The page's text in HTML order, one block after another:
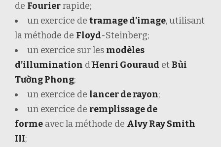
de Fourierrapide;
un exercice de tramage d’image, utilisant
la méthode de Floyd-Steinberg;
un exercice sur les modèles
d’illumination d’Henri Gouraud etBùi
Tường Phong;
un exercice de lancer de rayon;
un exercice de remplissage de
forme avec la méthode de Alvy Ray Smith
III;